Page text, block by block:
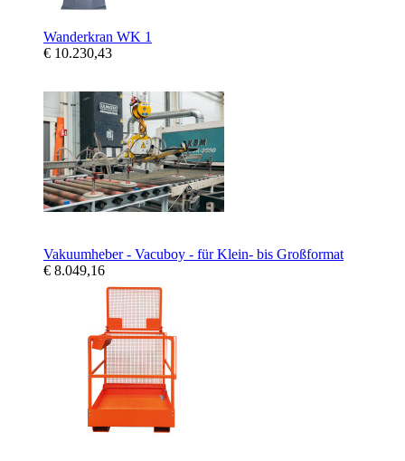
Wanderkran WK 1
€ 10.230,43
Vakuumheber - Vacuboy - für Klein- bis Großformat
€ 8.049,16